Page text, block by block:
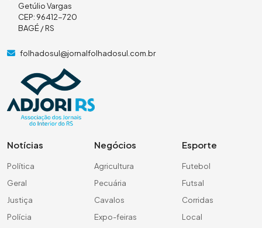
Getúlio Vargas
CEP: 96412-720
BAGÉ / RS
folhadosul@jornalfolhadosul.com.br
Notícias
Política
Geral
Justiça
Polícia
Negócios
Agricultura
Pecuária
Cavalos
Expo-feiras
Esporte
Futebol
Futsal
Corridas
Local